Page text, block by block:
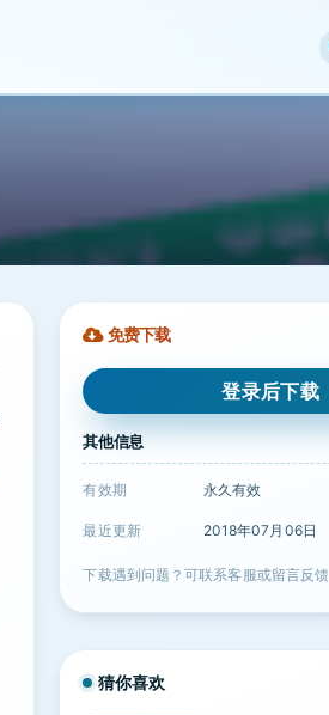
免费下载
登录后下载
其他信息
有效期 永久有效
最近更新 2018年07月06日
下载遇到问题？可联系客服或留言反馈
猜你喜欢